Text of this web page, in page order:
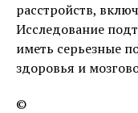
расстройств,
Исследование
иметь серьезные
здоровья и
©